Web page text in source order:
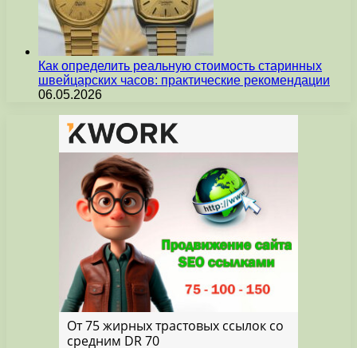
Как определить реальную стоимость старинных
швейцарских часов: практические рекомендации
06.05.2026